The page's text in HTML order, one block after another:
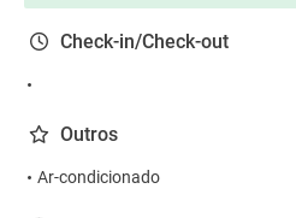
Check-in/Check-out
Outros
Ar-condicionado